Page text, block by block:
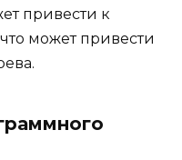
привести к
может привести